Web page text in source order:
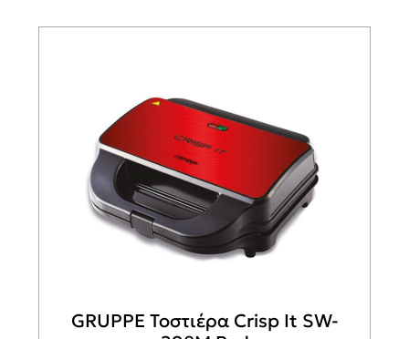
GRUPPE Τοστιέρα Crisp It SW-